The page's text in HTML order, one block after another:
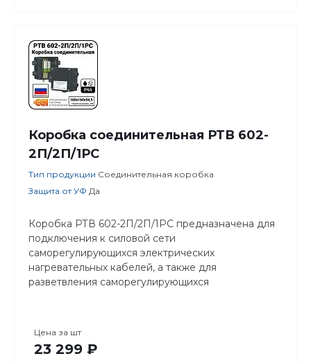
Коробка соединительная РТВ 602-
2П/2П/1РС
Тип продукции Соединительная коробка
Защита от УФ Да
Коробка РТВ 602-2П/2П/1РС предназначена для
подключения к силовой сети
саморегулирующихся электрических
нагревательных кабелей, а также для
разветвления саморегулирующихся
Цена за шт
23 299 ₽